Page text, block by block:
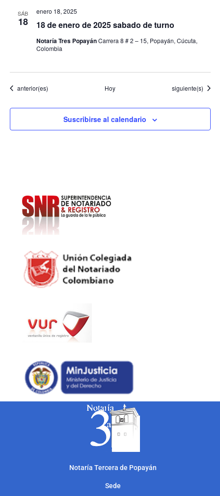
SÁB
18 18 de enero de 2025 sabado de turno
enero 18, 2025
Notaría Tres PopayánCarrera 8 # 2 – 15, Popayán, Cúcuta,
Colombia
Eventos
anterior(es) Hoy Eventos
siguiente(s)
Suscribirse al calendario
Notaría Tercera de Popayán
Sede